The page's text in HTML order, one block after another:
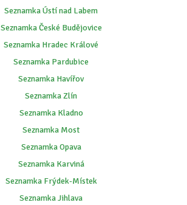
Seznamka Ústí nad Labem
Seznamka České Budějovice
Seznamka Hradec Králové
Seznamka Pardubice
Seznamka Havířov
Seznamka Zlín
Seznamka Kladno
Seznamka Most
Seznamka Opava
Seznamka Karviná
Seznamka Frýdek-Místek
Seznamka Jihlava